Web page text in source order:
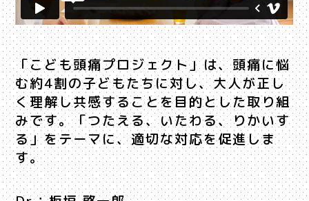
「こども頭痛プロジェクト」は、頭痛に悩
む約4割の子どもたちに対し、大人が正し
く理解し共感することを目的とした取り組
みです。「つたえる、いたわる、りかいす
る」をテーマに、適切な対応を促進しま
す。